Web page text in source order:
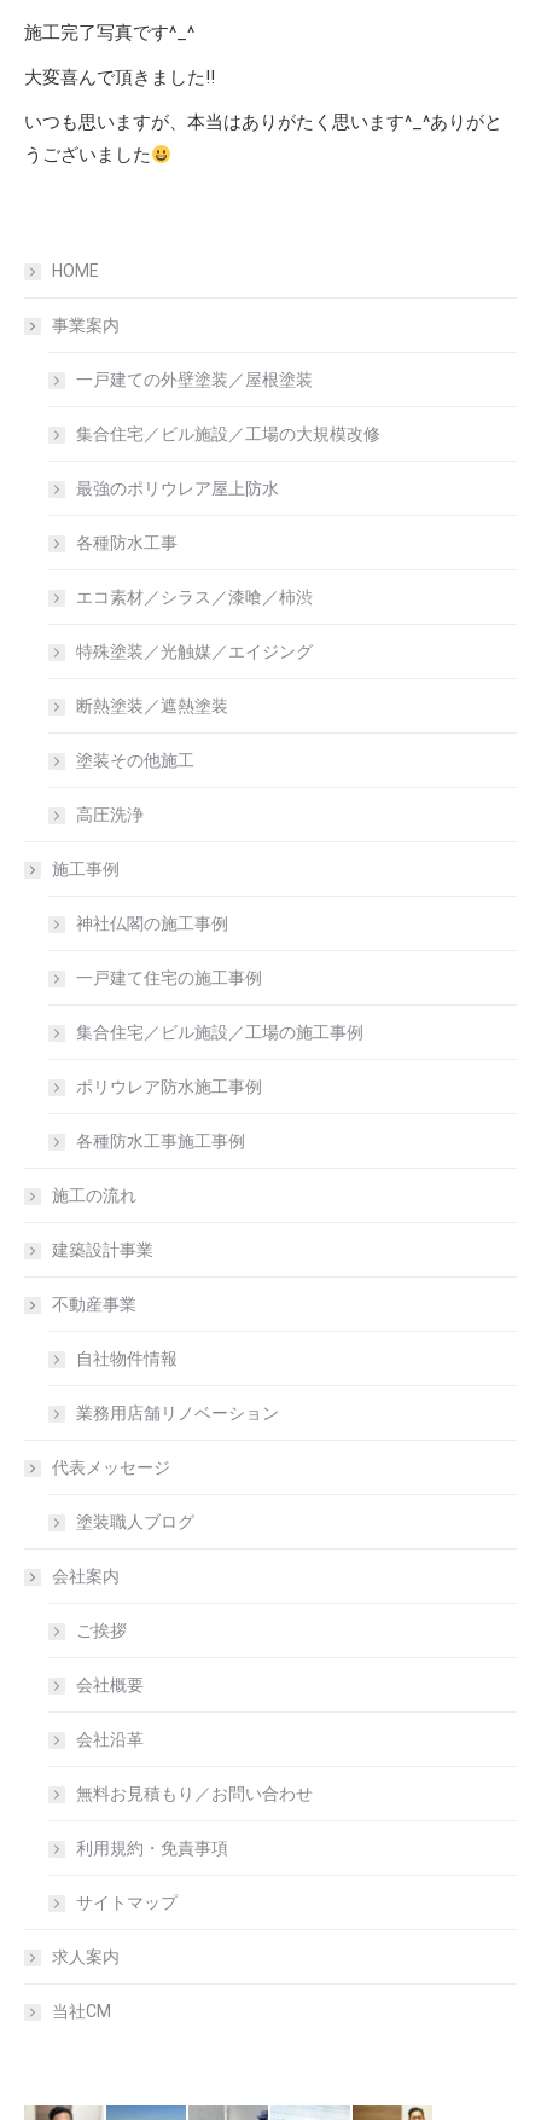
施工完了写真です^_^
大変喜んで頂きました‼︎
いつも思いますが、本当はありがたく思います^_^ありがと
うございました
HOME
事業案内
一戸建ての外壁塗装／屋根塗装
集合住宅／ビル施設／工場の大規模改修
最強のポリウレア屋上防水
各種防水工事
エコ素材／シラス／漆喰／柿渋
特殊塗装／光触媒／エイジング
断熱塗装／遮熱塗装
塗装その他施工
高圧洗浄
施工事例
神社仏閣の施工事例
一戸建て住宅の施工事例
集合住宅／ビル施設／工場の施工事例
ポリウレア防水施工事例
各種防水工事施工事例
施工の流れ
建築設計事業
不動産事業
自社物件情報
業務用店舗リノベーション
代表メッセージ
塗装職人ブログ
会社案内
ご挨拶
会社概要
会社沿革
無料お見積もり／お問い合わせ
利用規約・免責事項
サイトマップ
求人案内
当社CM